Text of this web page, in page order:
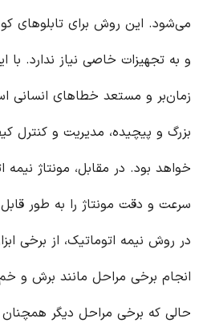
می‌شود. این روش برای
و به تجهیزات خاصی نیاز ندارد. با
زمان‌بر و مستعد خطاهای انسانی
بزرگ و پیچیده، مدیریت و کنترل
خواهد بود. در مقابل، مونتاژ نیمه
سرعت و دقت مونتاژ را به طور
در روش نیمه اتوماتیک، از برخی
انجام برخی مراحل مانند برش و
حالی که برخی مراحل دیگر